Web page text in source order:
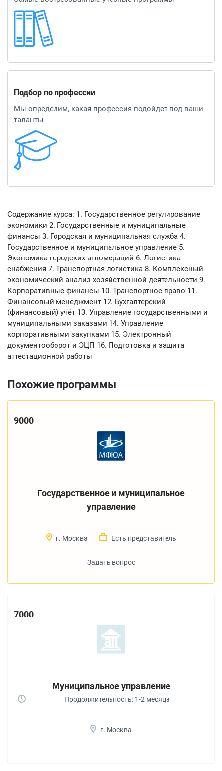
Подбор по профессии
Мы определим, какая профессия подойдет под ваши
таланты
Содержание курса: 1. Государственное регулирование
экономики 2. Государственные и муниципальные
финансы 3. Городская и муниципальная служба 4.
Государственное и муниципальное управление 5.
Экономика городских агломераций 6. Логистика
снабжения 7. Транспортная логистика 8. Комплексный
экономический анализ хозяйственной деятельности 9.
Корпоративные финансы 10. Транспортное право 11.
Финансовый менеджмент 12. Бухгалтерский
(финансовый) учёт 13. Управление государственными и
муниципальными заказами 14. Управление
корпоративными закупками 15. Электронный
документооборот и ЭЦП 16. Подготовка и защита
аттестационной работы
Похожие программы
9000
Государственное и муниципальное
управление
г. Москва Есть представитель
Задать вопрос
7000
Муниципальное управление
Продолжительность: 1-2 месяца
г. Москва